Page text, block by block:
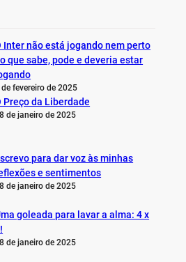
Inter não está jogando nem perto
que sabe, pode e deveria estar
de fevereiro de 2025
Preço da Liberdade
de janeiro de 2025
para dar voz às minhas
e sentimentos
de janeiro de 2025
goleada para lavar a alma: 4 x
de janeiro de 2025